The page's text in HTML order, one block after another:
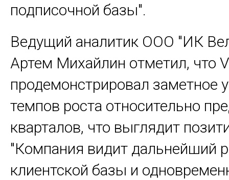
подписочной базы".
Ведущий аналитик ООО "ИК
Артем Михайлин отметил, что
продемонстрировал заметное
темпов роста относительно
кварталов, что выглядит
"Компания видит дальнейший
клиентской базы и